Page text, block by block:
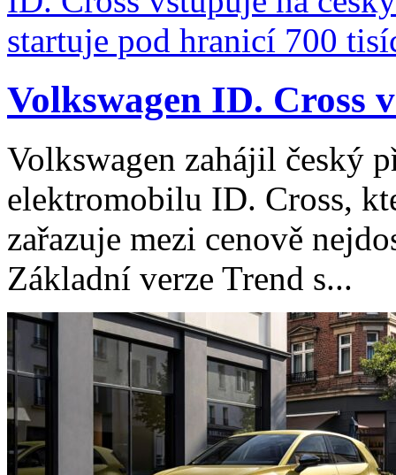
Volkswagen ID. Cross
Volkswagen zahájil český
elektromobilu ID. Cross,
zařazuje mezi cenově
Základní verze Trend s...